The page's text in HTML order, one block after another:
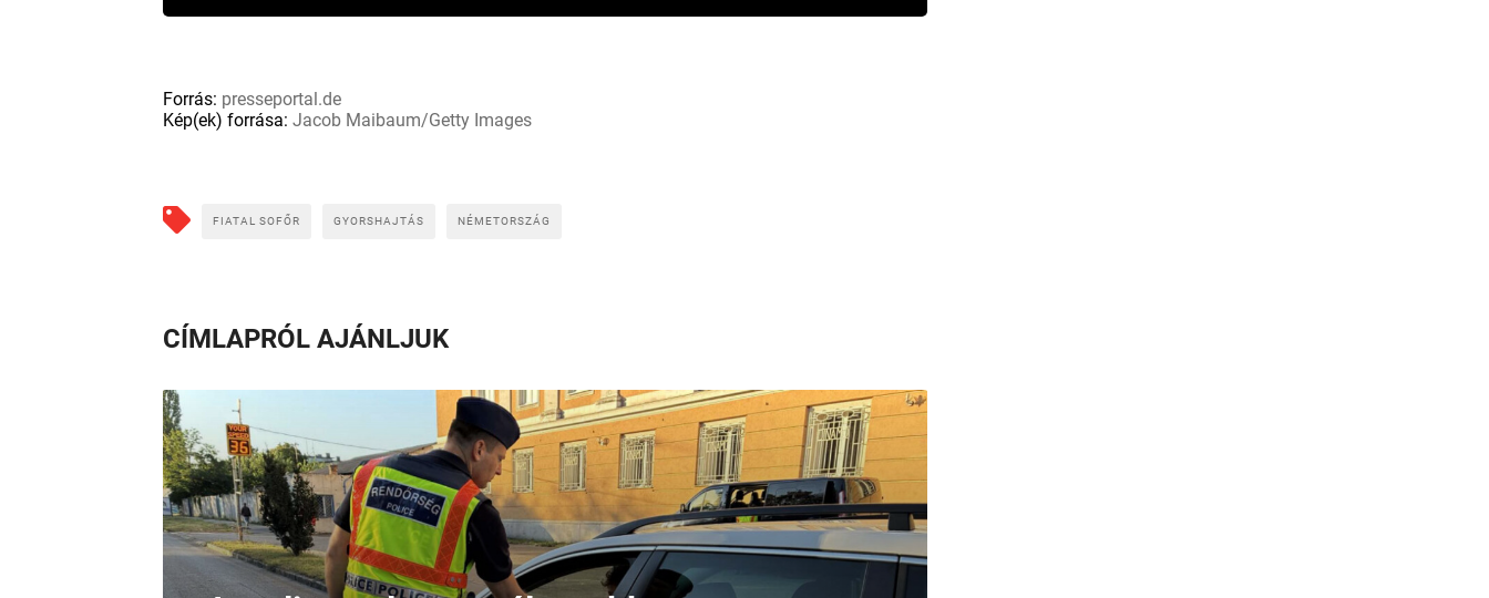
Forrás: presseportal.de
Kép(ek) forrása: Jacob Maibaum/Getty Images
FIATAL SOFŐR GYORSHAJTÁS NÉMETORSZÁG
CÍMLAPRÓL AJÁNLJUK